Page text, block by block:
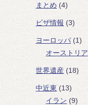
まとめ (4)
ビザ情報 (3)
ヨーロッパ (1)
オーストリア
世界遺産 (18)
中近東 (13)
イラン (9)